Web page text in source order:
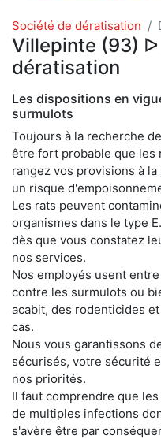
Société de dératisation
Villepinte (93)
dératisation
Les dispositions en
surmulots
Toujours à la recherche
être fort probable que les
rangez vos provisions à
un risque
Les rats peuvent
organismes dans le type
dès que vous constatez
nos services.
Nos employés usent
contre les surmulots ou
acabit, des rodenticides
cas.
Nous vous garantissons
sécurisés, votre sécurité
nos priorités.
Il faut comprendre que
de multiples infections
s'avère être par